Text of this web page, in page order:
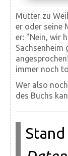
Mutter zu
er oder seine
er: "Nein, wir
Sachsenheim
immer noch
Wer also
des Buchs